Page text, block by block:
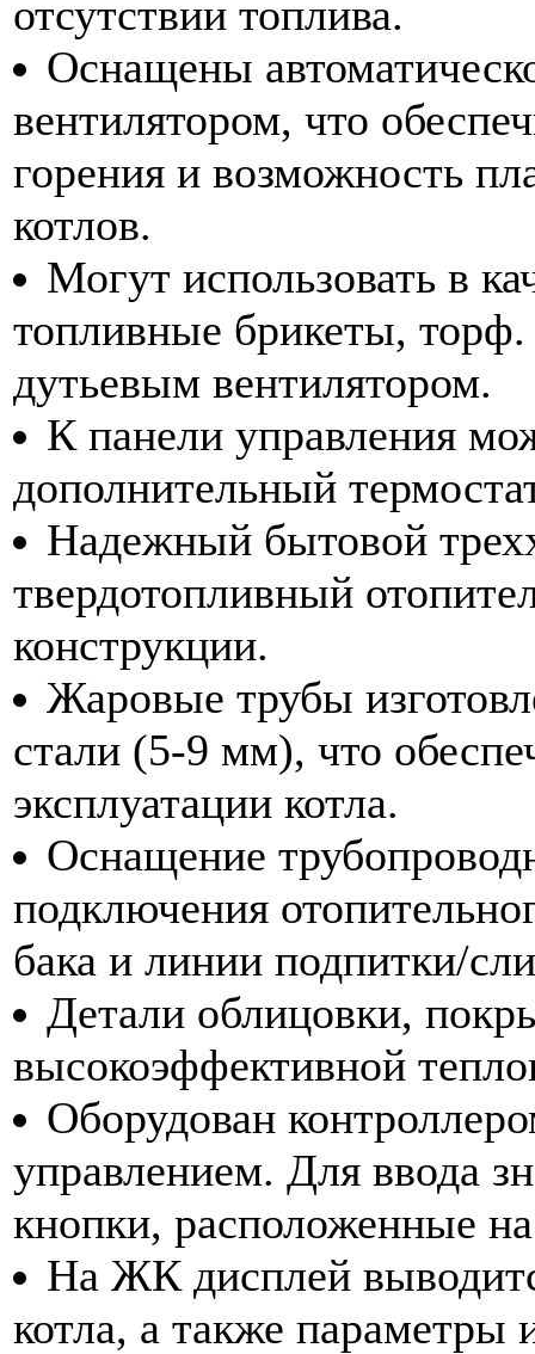
отсутствии топлива.
Оснащены
вентилятором, что
горения и возможность
котлов.
Могут использовать в
топливные брикеты,
дутьевым вентилятором.
К панели управления
дополнительный
Надежный бытовой
твердотопливный
конструкции.
Жаровые трубы
стали (5-9 мм), что
эксплуатации котла.
Оснащение
подключения
бака и линии подпитки/
Детали облицовки,
высокоэффективной
Оборудован
управлением. Для ввода
кнопки, расположенные
На ЖК дисплей
котла, а также параметры